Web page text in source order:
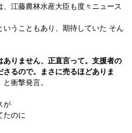
江藤農林水産大臣も度々ニュース
うこともあり、期待していた そん
ありません、正直言って。支援者の
るので。まさに売るほどありま
と衝撃発言。
が
のに